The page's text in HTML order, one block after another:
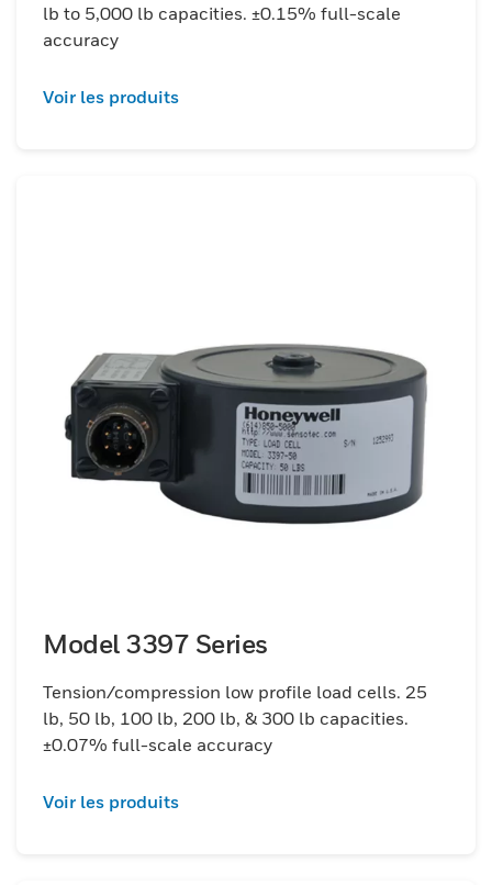
lb to 5,000 lb capacities. ±0.15% full-scale
accuracy
Voir les produits
Model 3397 Series
Tension/compression low profile load cells. 25
lb, 50 lb, 100 lb, 200 lb, & 300 lb capacities.
±0.07% full-scale accuracy
Voir les produits